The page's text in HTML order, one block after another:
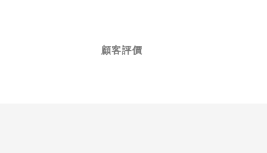
顧客評價